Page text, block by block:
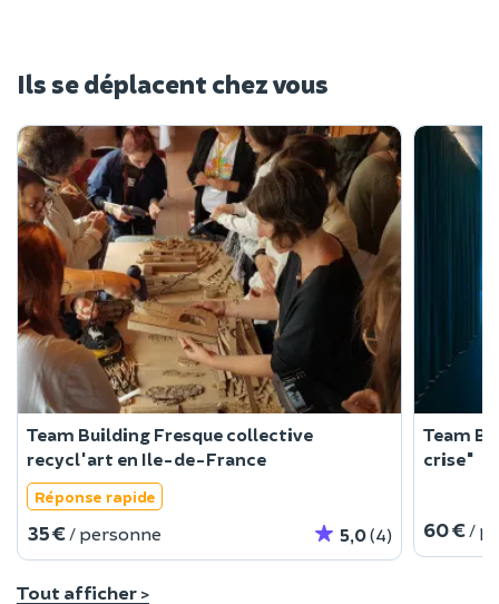
Ils se déplacent chez vous
Team Building Fresque collective
recycl'art en Ile-de-France
Réponse rapide
35 € / personne 5,0(4)
Team
crise"
60 € /
Tout afficher >